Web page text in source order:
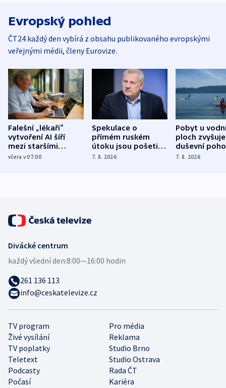
Evropský pohled
ČT24 každý den vybírá z obsahu publikovaného evropskými
veřejnými médii, členy Eurovize.
Falešní „lékaři“
vytvoření AI šíří
mezi staršími
Poláky nebezpečné
včera v 07:00
Spekulace o
přímém ruském
útoku jsou pošetilé,
míní estonský
7. 8. 2026
Pobyt u
ploch zvyšuje
duševní
ukázala
7. 8. 2026
TV program
Pro média
Živé vysílání
Reklama
TV poplatky
Studio Brno
Teletext
Studio Ostrava
Podcasty
Rada ČT
Počasí
Kariéra
Divácké centrum
každý všední den:8:00—16:00 hodin
261 136 113
info@ceskatelevize.cz